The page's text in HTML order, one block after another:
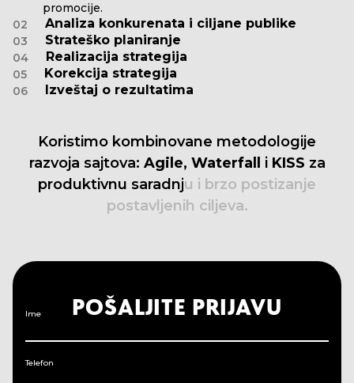
promocije.
02
Analiza konkurenata i ciljane publike
03 Strateško planiranje
04 Realizacija strategija
05 Korekcija strategija
06 Izveštaj o rezultatima
Koristimo kombinovane metodologije
razvoja sajtova: Agile, Waterfall i KISS za
produktivnu saradnju i brzo postizanje
postavljenih ciljeva.
Ime
Telefon
POŠALJITE PRIJAVU